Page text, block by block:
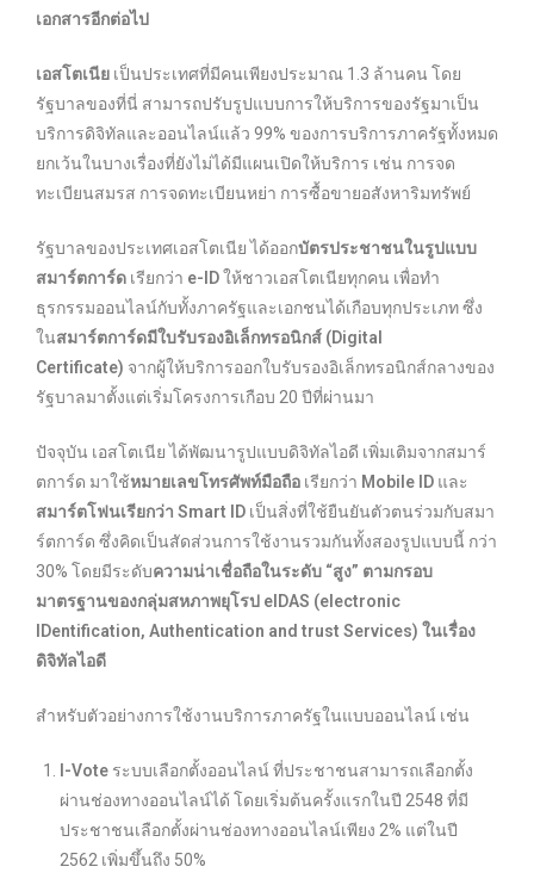
เอกสารอีกต่อไป
เอสโตเนีย เป็นประเทศที่มีคนเพียงประมาณ 1.3 ล้านคน โดย
รัฐบาลของที่นี่ สามารถปรับรูปแบบการให้บริการของรัฐมาเป็น
บริการดิจิทัลและออนไลน์แล้ว 99% ของการบริการภาครัฐทั้งหมด
ยกเว้นในบางเรื่องที่ยังไม่ได้มีแผนเปิดให้บริการ เช่น การจด
ทะเบียนสมรส การจดทะเบียนหย่า การซื้อขายอสังหาริมทรัพย์
รัฐบาลของประเทศเอสโตเนีย ได้ออกบัตรประชาชนในรูปแบบ
สมาร์ตการ์ด เรียกว่า e-IDให้ชาวเอสโตเนียทุกคน เพื่อทำ
ธุรกรรมออนไลน์กับทั้งภาครัฐและเอกชนได้เกือบทุกประเภท ซึ่ง
ในสมาร์ตการ์ดมีใบรับรองอิเล็กทรอนิกส์ (Digital
Certificate) จากผู้ให้บริการออกใบรับรองอิเล็กทรอนิกส์กลางของ
รัฐบาลมาตั้งแต่เริ่มโครงการเกือบ 20 ปีที่ผ่านมา
ปัจจุบัน เอสโตเนีย ได้พัฒนารูปแบบดิจิทัลไอดี เพิ่มเติมจากสมาร์
ตการ์ด มาใช้หมายเลขโทรศัพท์มือถือ เรียกว่า Mobile ID และ
สมาร์ตโฟนเรียกว่า Smart ID เป็นสิ่งที่ใช้ยืนยันตัวตนร่วมกับสมา
ร์ตการ์ด ซึ่งคิดเป็นสัดส่วนการใช้งานรวมกันทั้งสองรูปแบบนี้ กว่า
30% โดยมีระดับความน่าเชื่อถือในระดับ “สูง” ตามกรอบ
มาตรฐานของกลุ่มสหภาพยุโรป eIDAS (electronic
IDentification, Authentication and trust Services) ในเรื่อง
ดิจิทัลไอดี
สำหรับตัวอย่างการใช้งานบริการภาครัฐในแบบออนไลน์ เช่น
I-Vote ระบบเลือกตั้งออนไลน์ ที่ประชาชนสามารถเลือกตั้ง
ผ่านช่องทางออนไลน์ได้ โดยเริ่มต้นครั้งแรกในปี 2548 ที่มี
ประชาชนเลือกตั้งผ่านช่องทางออนไลน์เพียง 2% แต่ในปี
2562 เพิ่มขึ้นถึง 50%